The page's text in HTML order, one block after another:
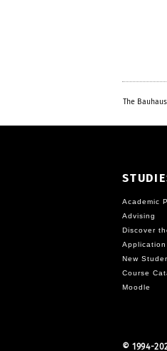
The
Academic
Advising
Discover
Application
New
Course
Moodle
© 1994-